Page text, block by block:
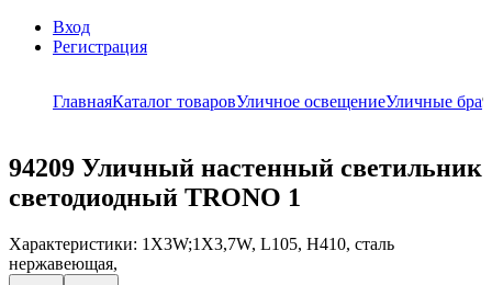
Вход
Регистрация
ГлавнаяКаталог товаровУличное освещениеУличные бра
94209 Уличный настенный светильник
светодиодный TRONO 1
Характеристики: 1X3W;1X3,7W, L105, H410, сталь
нержавеющая,